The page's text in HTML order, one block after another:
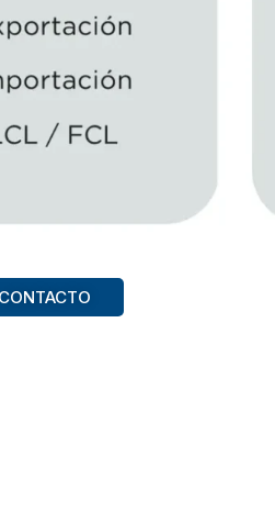
CONTACTO